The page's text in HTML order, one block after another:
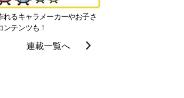
れるキャラメーカーやお子さ
テンツも！
連載一覧へ